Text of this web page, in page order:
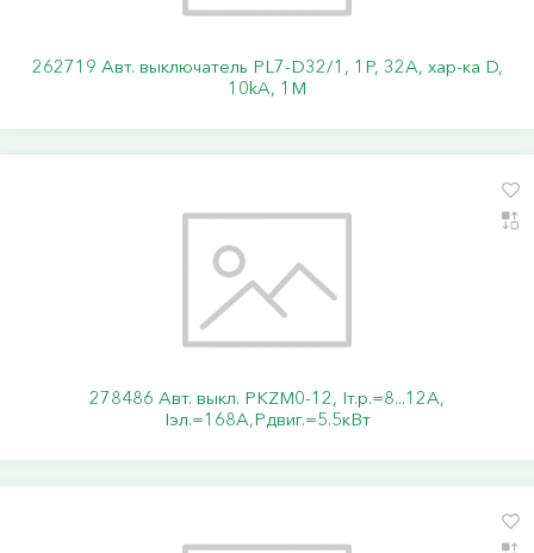
262719 Авт. выключатель PL7-D32/1, 1P, 32A, хар-ка D,
10kA, 1M
278486 Авт. выкл. PKZM0-12, Iт.р.=8...12А,
Iэл.=168А,Pдвиг.=5.5кВт